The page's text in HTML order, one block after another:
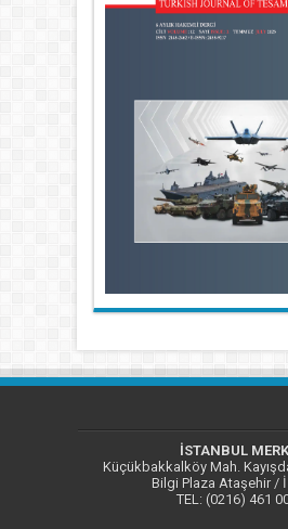
İSTANBUL
Küçükbakkalköy Mah.
Bilgi Plaza Ataşehir /
TEL: (0216) 461